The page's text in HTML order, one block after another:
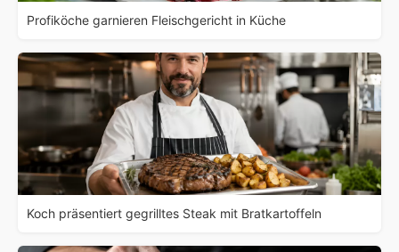
Profiköche garnieren Fleischgericht in Küche
Koch präsentiert gegrilltes Steak mit Bratkartoffeln